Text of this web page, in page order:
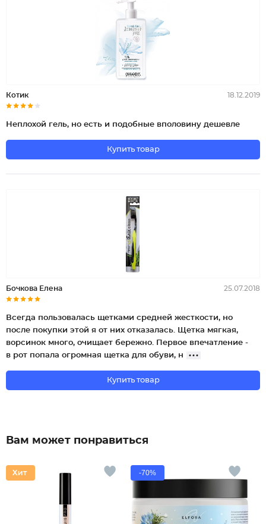
Котик 18.12.2019
Неплохой гель, но есть и подобные вполовину дешевле
Купить товар
Бочкова Елена 25.07.2018
Всегда пользовалась щетками средней жесткости, но
после покупки этой я от них отказалась. Щетка мягкая,
ворсинок много, очищает бережно. Первое впечатление -
в рот попала огромная щетка для обуви, н
Купить товар
Вам может понравиться
-70%